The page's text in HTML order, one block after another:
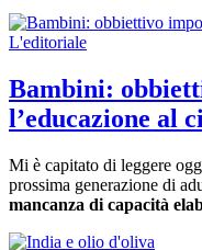
L'editoriale
Bambini:
l’educazione al
Mi è capitato di leggere
prossima generazione di
mancanza di capacità